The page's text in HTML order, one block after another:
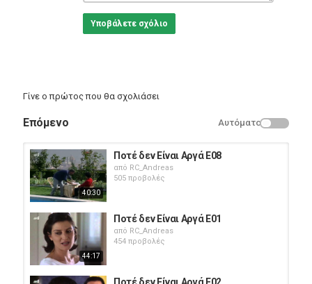
Υποβάλετε σχόλιο
Γίνε ο πρώτος που θα σχολιάσει
Επόμενο Αυτόματο
40:30
Ποτέ δεν Είναι Αργά E08
από RC_Andreas
505 προβολές
44:17
Ποτέ δεν Είναι Αργά E01
από RC_Andreas
454 προβολές
Ποτέ δεν Είναι Αργά E02